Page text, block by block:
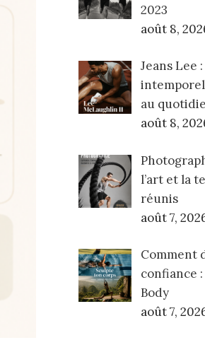
2023
août 8,
Jeans Lee
au
août 8,
l’art et la
réunis
août 7,
Comment
confiance
Body
août 7,